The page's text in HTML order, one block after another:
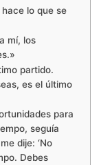
lo que se
mí, los
partido.
es el último
para
seguía
dije: ‘No
Debes